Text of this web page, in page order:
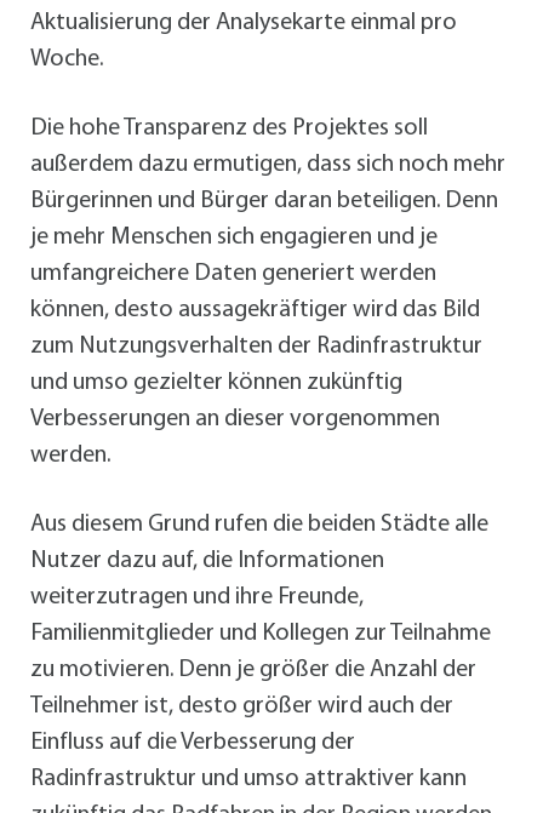
Aktualisierung der Analysekarte einmal pro
Woche.
Die hohe Transparenz des Projektes soll
außerdem dazu ermutigen, dass sich noch mehr
Bürgerinnen und Bürger daran beteiligen. Denn
je mehr Menschen sich engagieren und je
umfangreichere Daten generiert werden
können, desto aussagekräftiger wird das Bild
zum Nutzungsverhalten der Radinfrastruktur
und umso gezielter können zukünftig
Verbesserungen an dieser vorgenommen
werden.
Aus diesem Grund rufen die beiden Städte alle
Nutzer dazu auf, die Informationen
weiterzutragen und ihre Freunde,
Familienmitglieder und Kollegen zur Teilnahme
zu motivieren. Denn je größer die Anzahl der
Teilnehmer ist, desto größer wird auch der
Einfluss auf die Verbesserung der
Radinfrastruktur und umso attraktiver kann